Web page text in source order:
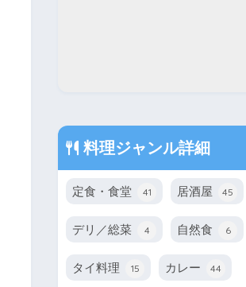
料理ジャンル詳細
定食・食堂 41 居酒屋 45
デリ／総菜 4 自然食 6
タイ料理 15 カレー 44